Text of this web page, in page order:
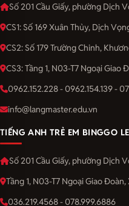
Số 201 Cầu Giấy, phường Dịch
CS1: Số 169 Xuân Thủy, Dịch
CS2: Số 179 Trường Chinh,
CS3: Tầng 1, N03-T7 Ngoại Giao
0962.152.228 - 0962.154.139 -
info@langmaster.edu.vn
TIẾNG ANH TRẺ EM BINGGO
Số 201 Cầu Giấy, phường Dịch
Tầng 1, N03-T7 Ngoại Giao
036.219.4568 - 078.999.6886